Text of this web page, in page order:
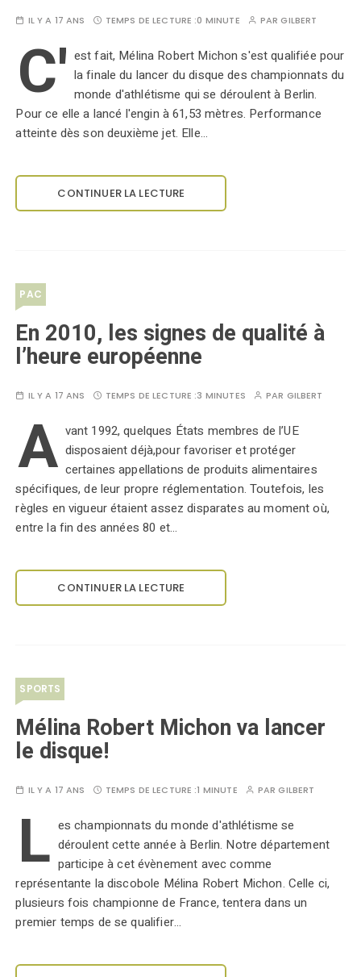
IL Y A 17 ANS TEMPS DE LECTURE :0 MINUTE PARGILBERT
C' est fait, Mélina Robert Michon s'est qualifiée pour
la finale du lancer du disque des championnats du
monde d'athlétisme qui se déroulent à Berlin.
Pour ce elle a lancé l'engin à 61,53 mètres. Performance
atteinte dès son deuxième jet. Elle…
CONTINUER LA LECTURE
PAC
En 2010, les signes de qualité à
l’heure européenne
IL Y A 17 ANS TEMPS DE LECTURE :3 MINUTES PAR GILBERT
A vant 1992, quelques États membres de l’UE
disposaient déjà,pour favoriser et protéger
certaines appellations de produits alimentaires
spécifiques, de leur propre réglementation. Toutefois, les
règles en vigueur étaient assez disparates au moment où,
entre la fin des années 80 et…
CONTINUER LA LECTURE
SPORTS
Mélina Robert Michon va lancer
le disque!
IL Y A 17 ANS TEMPS DE LECTURE :1 MINUTE PARGILBERT
L es championnats du monde d'athlétisme se
déroulent cette année à Berlin. Notre département
participe à cet évènement avec comme
représentante la discobole Mélina Robert Michon. Celle ci,
plusieurs fois championne de France, tentera dans un
premier temps de se qualifier…